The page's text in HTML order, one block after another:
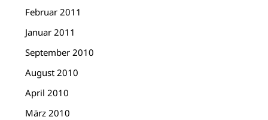
Februar 2011
Januar 2011
September 2010
August 2010
April 2010
März 2010